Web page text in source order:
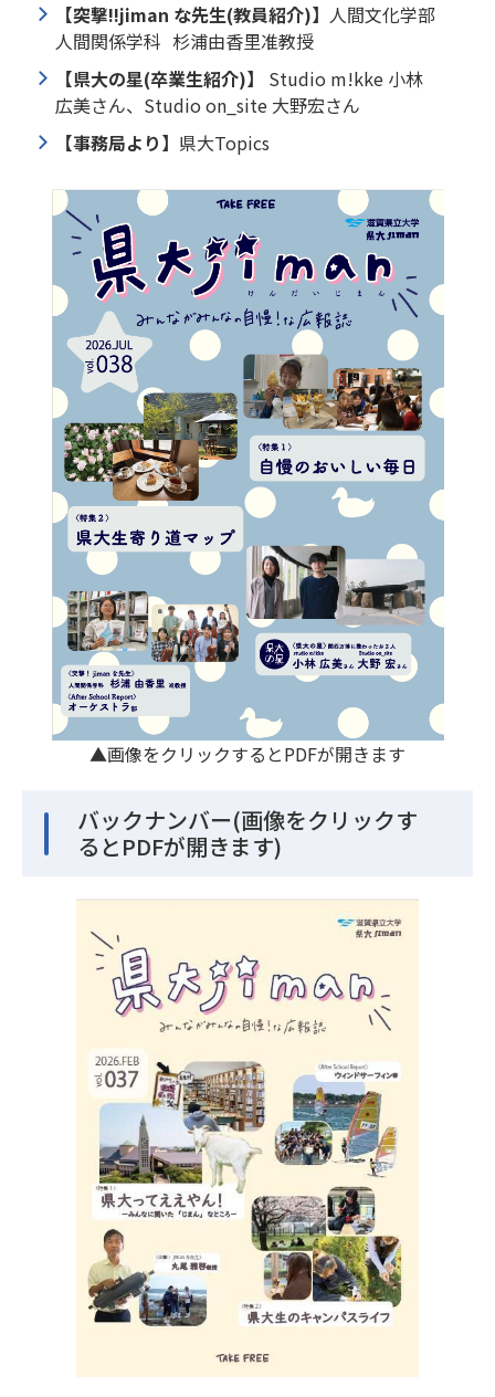
【突撃!!jiman な先生(教員紹介)】 人間文化学部
人間関係学科 杉浦由香里准教授
【県大の星(卒業生紹介)】
Studio m!kke 小林
広美さん、Studio on_site 大野宏さん
【事務局より】 県大Topics
▲画像をクリックするとPDFが開きます
バックナンバー(画像をクリックす
るとPDFが開きます)